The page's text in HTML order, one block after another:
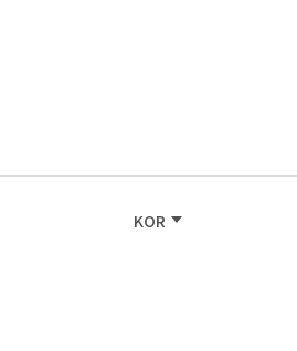
KOR